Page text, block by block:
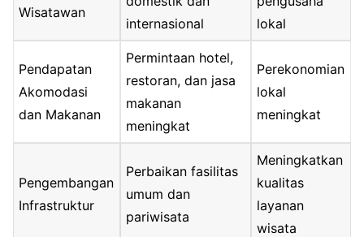
Wisatawan
internasional
lokal
Pendapatan
Akomodasi
dan Makanan
Permintaan hotel,
restoran, dan jasa
makanan
meningkat
Perekonomian
lokal
meningkat
Pengembangan
Infrastruktur
Perbaikan fasilitas
umum dan
pariwisata
Meningkatkan
kualitas
layanan
wisata